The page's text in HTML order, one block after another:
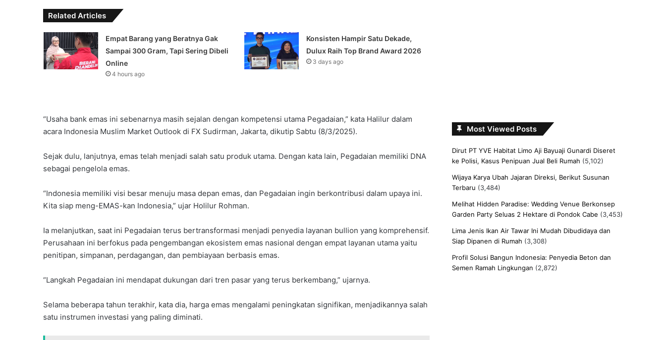
Related Articles
Empat Barang yang Beratnya Gak
Sampai 300 Gram, Tapi Sering Dibeli
Online
4 hours ago
Konsisten Hampir Satu Dekade,
Dulux Raih Top Brand Award 2026
3 days ago
“Usaha bank emas ini sebenarnya masih sejalan dengan kompetensi utama Pegadaian,” kata Halilur dalam
acara Indonesia Muslim Market Outlook di FX Sudirman, Jakarta, dikutip Sabtu (8/3/2025).
Sejak dulu, lanjutnya, emas telah menjadi salah satu produk utama. Dengan kata lain, Pegadaian memiliki DNA
sebagai pengelola emas.
“Indonesia memiliki visi besar menuju masa depan emas, dan Pegadaian ingin berkontribusi dalam upaya ini.
Kita siap meng-EMAS-kan Indonesia,” ujar Holilur Rohman.
Ia melanjutkan, saat ini Pegadaian terus bertransformasi menjadi penyedia layanan bullion yang komprehensif.
Perusahaan ini berfokus pada pengembangan ekosistem emas nasional dengan empat layanan utama yaitu
penitipan, simpanan, perdagangan, dan pembiayaan berbasis emas.
“Langkah Pegadaian ini mendapat dukungan dari tren pasar yang terus berkembang,” ujarnya.
Selama beberapa tahun terakhir, kata dia, harga emas mengalami peningkatan signifikan, menjadikannya salah
satu instrumen investasi yang paling diminati.
Most Viewed Posts
Dirut PT YVE Habitat Limo Aji Bayuaji Gunardi Diseret
ke Polisi, Kasus Penipuan Jual Beli Rumah (5,102)
Wijaya Karya Ubah Jajaran Direksi, Berikut Susunan
Terbaru (3,484)
Melihat Hidden Paradise: Wedding Venue Berkonsep
Garden Party Seluas 2 Hektare di Pondok Cabe (3,453)
Lima Jenis Ikan Air Tawar Ini Mudah Dibudidaya dan
Siap Dipanen di Rumah (3,308)
Profil Solusi Bangun Indonesia: Penyedia Beton dan
Semen Ramah Lingkungan (2,872)